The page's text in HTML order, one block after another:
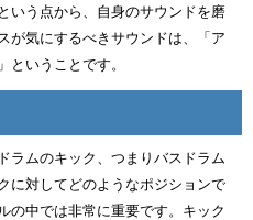
いう点から、自身のサウンドを磨
が気にするべきサウンドは、「ア
ということです。
ラムのキック、つまりバスドラム
に対してどのようなポジションで
の中では非常に重要です。キック